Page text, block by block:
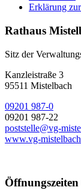
Erklärung
Rathaus
Sitz der
Kanzleistraße 3
95511 Mistelbach
09201 987-0
09201 987-22
poststelle@vg-
www.vg-